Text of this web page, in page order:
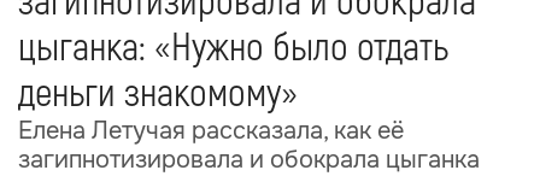
цыганка: «Нужно было отдать
деньги знакомому»
Елена Летучая рассказала, как её
загипнотизировала и обокрала цыганка